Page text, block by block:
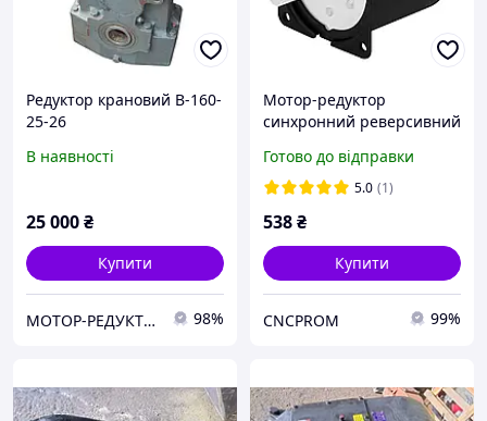
Редуктор крановий В-160-
25-26
В наявності
25 000₴
Купити
МОТОР-РЕДУКТОР-ПРОМ-КР- м.Кривий Ріг (Електродвигуни, редуктори, мотор-редуктори, запчастини) 98%
Мотор-редуктор
синхронний реверсивний
14 Вт, 30 об/хв)
Готово до відправки
5.0 (1)
538₴
Купити
CNCPROM 99%